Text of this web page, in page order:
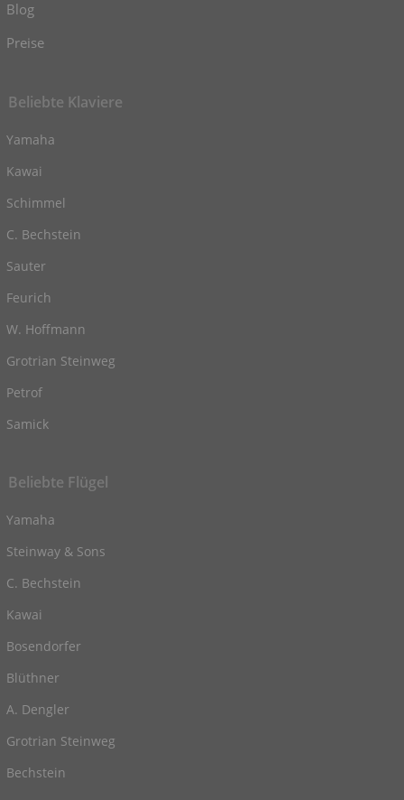
Blog
Preise
Beliebte Klaviere
Yamaha
Kawai
Schimmel
C. Bechstein
Sauter
Feurich
W. Hoffmann
Grotrian Steinweg
Petrof
Samick
Beliebte Flügel
Yamaha
Steinway & Sons
C. Bechstein
Kawai
Bosendorfer
Blüthner
A. Dengler
Grotrian Steinweg
Bechstein